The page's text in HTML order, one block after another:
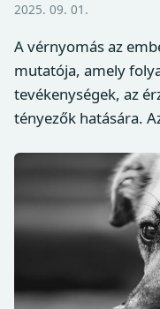
2025. 09. 01.
A vérnyomás az
mutatója, amely
tevékenységek, az
tényezők hatására.